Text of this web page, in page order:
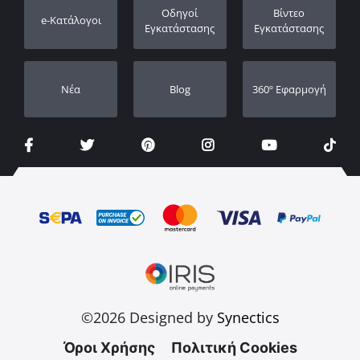
Οι Αντιπρόσωποι μας
e-Κατάλογοι
Οδηγοί
Εγκατάστασης
Βίντεο
Εγκατάστασης
Νέα Blog 360º Εφαρμογή
©2026 Designed by Synectics
Όροι Χρήσης Πολιτική Cookies